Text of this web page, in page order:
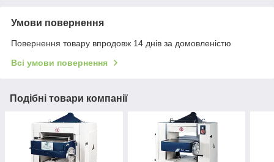
Умови повернення
Повернення товару впродовж 14 днів за домовленістю
Всі умови повернення
Подібні товари компанії